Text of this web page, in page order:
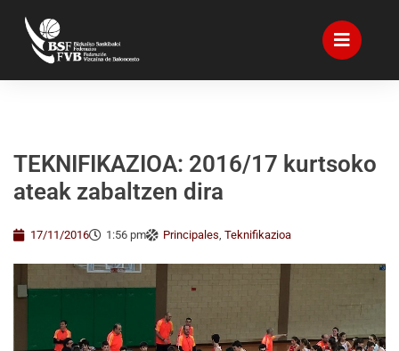
TEKNIFIKAZIOA: 2016/17 kurtsoko
ateak zabaltzen dira
17/11/2016 1:56 pm Principales, Teknifikazioa